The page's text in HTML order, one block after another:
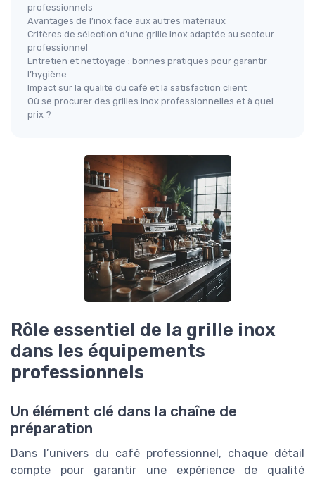
professionnels
Avantages de l’inox face aux autres matériaux
Critères de sélection d’une grille inox adaptée au secteur
professionnel
Entretien et nettoyage : bonnes pratiques pour garantir
l’hygiène
Impact sur la qualité du café et la satisfaction client
Où se procurer des grilles inox professionnelles et à quel
prix ?
Rôle essentiel de la grille inox
dans les équipements
professionnels
Un élément clé dans la chaîne de
préparation
Dans l’univers du café professionnel, chaque détail
compte pour garantir une expérience de qualité